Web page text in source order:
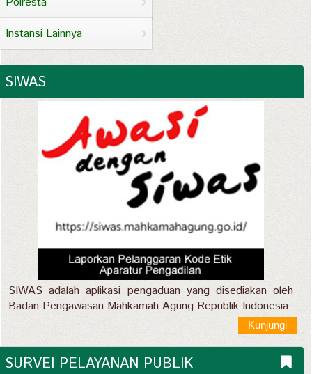
Instansi Lainnya
SIWAS
SIWAS adalah aplikasi pengaduan yang disediakan oleh
Badan Pengawasan Mahkamah Agung Republik Indonesia
Kunjungi
SURVEI PELAYANAN PUBLIK